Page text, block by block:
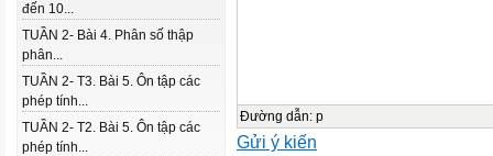
đến 10...
TUẦN 2- Bài 4. Phân số thập
phân...
TUẦN 2- T3. Bài 5. Ôn tập các
phép tính...
TUẦN 2- T2. Bài 5. Ôn tập các
phép tính...
Đường dẫn: p
Gửi ý kiến